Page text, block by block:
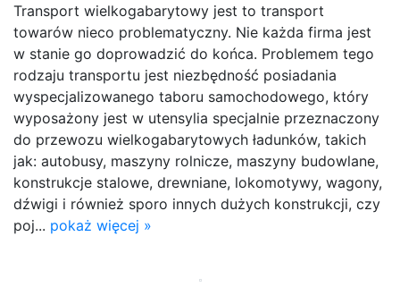
Transport wielkogabarytowy jest to transport
towarów nieco problematyczny. Nie każda firma jest
w stanie go doprowadzić do końca. Problemem tego
rodzaju transportu jest niezbędność posiadania
wyspecjalizowanego taboru samochodowego, który
wyposażony jest w utensylia specjalnie przeznaczony
do przewozu wielkogabarytowych ładunków, takich
jak: autobusy, maszyny rolnicze, maszyny budowlane,
konstrukcje stalowe, drewniane, lokomotywy, wagony,
dźwigi i również sporo innych dużych konstrukcji, czy
poj... pokaż więcej »